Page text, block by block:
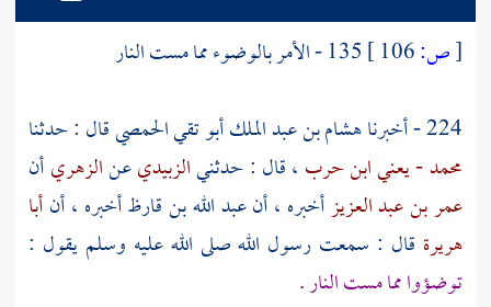
[ص:
135 - الأمر بالوضوء مما مست النار
224 - أخبرنا
هشام بن عبد الملك أبو تقي الحمصيقال : حدثنا
محمد - يعني ابن حرب ، قال : حدثنيالزبيديعنالزهريأن
عمر بن عبد العزيزأخبره ، أنعبد الله بن قارظأخبره ، أنأبا
هريرة قال : سمعت رسول الله صلى الله عليه وسلم يقول :
توضؤوا مما مست النار .